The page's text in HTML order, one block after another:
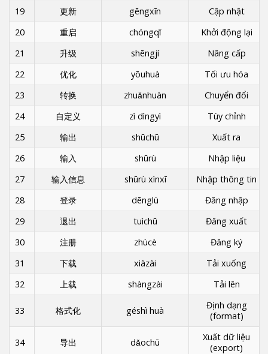
19
更新 gēngxīn
Cập nhật
20
重启 chóngqǐ
Khởi động lại
21
升级 shēngjí
Nâng cấp
22
优化 yōuhuà
Tối ưu hóa
23
转换 zhuǎnhuàn
Chuyển đổi
24
自定义 zì dìngyì
Tùy chỉnh
25
输出 shūchū
Xuất ra
26
输入 shūrù
Nhập liệu
27
输入信息 shūrù xìnxī
Nhập thông tin
28
登录 dēnglù
Đăng nhập
29
退出 tuìchū
Đăng xuất
30
注册 zhùcè
Đăng ký
31
下载 xiàzài
Tải xuống
32
上载 shàngzài Tải lên
33 格式化 géshì huà
Định dạng
(format)
34 导出 dǎochū
Xuất dữ liệu
(export)